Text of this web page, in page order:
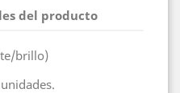
del producto
brillo)